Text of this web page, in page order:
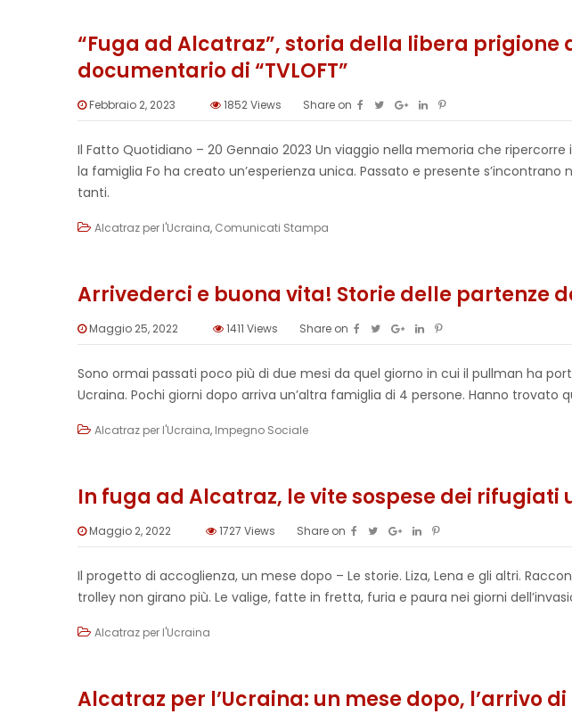
“Fuga ad Alcatraz”, storia della libera
documentario di “TVLOFT”
Febbraio 2, 2023 1852Views Share on
Il Fatto Quotidiano – 20 Gennaio 2023 Un viaggio nella memoria che
la famiglia Fo ha creato un’esperienza unica. Passato e presente
tanti.
Alcatraz per l'Ucraina, Comunicati Stampa
Arrivederci e buona vita! Storie delle partenze
Maggio 25, 2022 1411 Views Share on
Sono ormai passati poco più di due mesi da quel giorno in cui il pullman ha
Ucraina. Pochi giorni dopo arriva un’altra famiglia di 4 persone. Hanno trovato
Alcatraz per l'Ucraina, Impegno Sociale
In fuga ad Alcatraz, le vite sospese dei rifugiati
Maggio 2, 2022 1727 Views Share on
Il progetto di accoglienza, un mese dopo – Le storie. Liza, Lena e gli altri.
trolley non girano più. Le valige, fatte in fretta, furia e paura nei giorni
Alcatraz per l'Ucraina
Alcatraz per l’Ucraina: un mese dopo, l’arrivo di